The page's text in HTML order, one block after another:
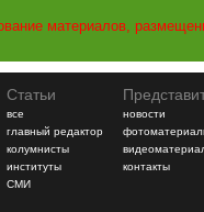
материалов,
Статьи
все
главный редактор
колумнисты
институты
СМИ
новости
контакты